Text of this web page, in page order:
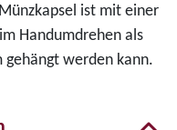
ist mit einer
Handumdrehen als
gehängt werden kann.